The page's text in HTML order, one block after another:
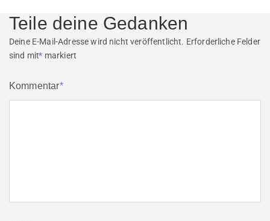
Teile deine Gedanken
Deine E-Mail-Adresse wird nicht veröffentlicht. Erforderliche Felder
sind mit* markiert
Kommentar*